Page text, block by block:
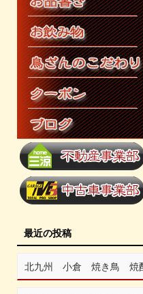
最近の投稿
北九州 小倉 焼き鳥 焼